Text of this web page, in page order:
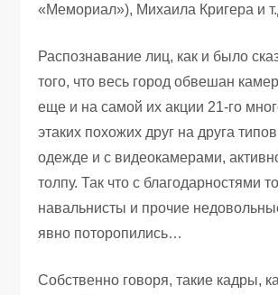
«Мемориал»), Михаила Кригера и
Распознавание лиц, как и было
того, что весь город обвешан
еще и на самой их акции 21-го
этаких похожих друг на друга
одежде и с видеокамерами,
толпу. Так что с благодарностями
навальнисты и прочие
явно поторопились…
Собственно говоря, такие кадры,